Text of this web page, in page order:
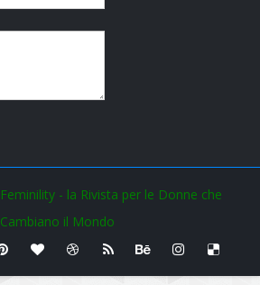
Feminility - la Rivista per le Donne che
Cambiano il Mondo